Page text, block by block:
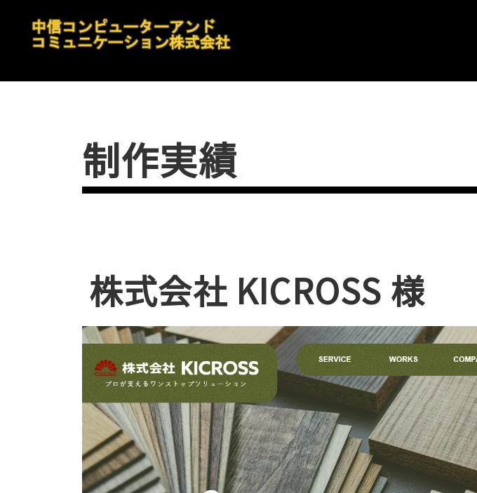
制作実績
株式会社 KICROSS 様